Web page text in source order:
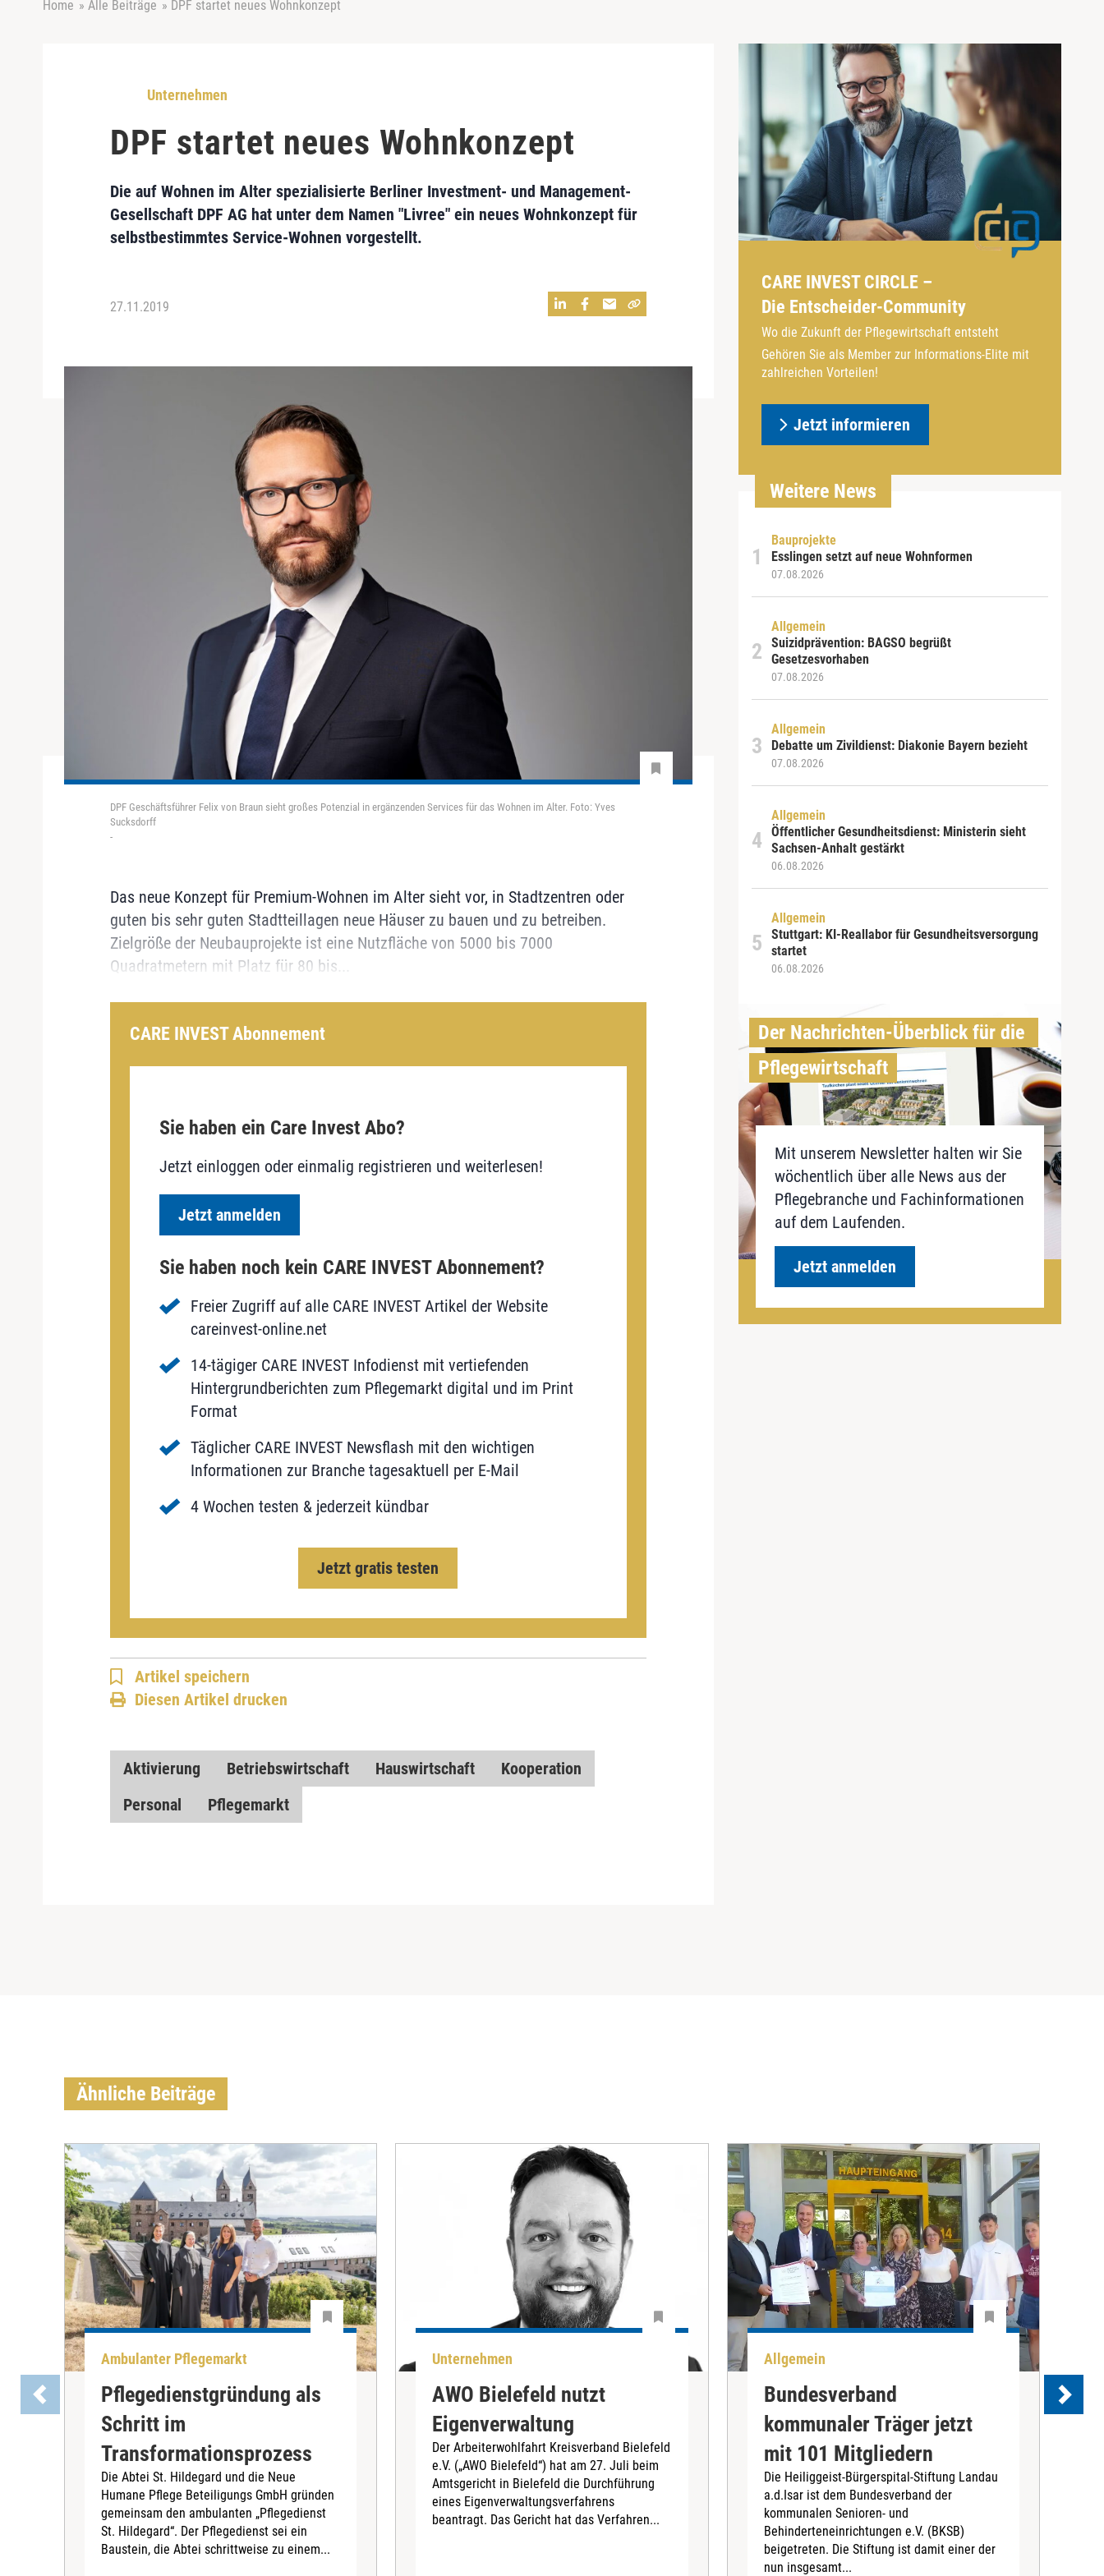
Home » Alle Beiträge » DPF startet neues Wohnkonzept
Unternehmen
DPF startet neues Wohnkonzept
Die auf Wohnen im Alter spezialisierte Berliner Investment- und Management-
Gesellschaft DPF AG hat unter dem Namen "Livree" ein neues Wohnkonzept für
selbstbestimmtes Service-Wohnen vorgestellt.
27.11.2019
DPF Geschäftsführer Felix von Braun sieht großes Potenzial in ergänzenden Services für das Wohnen im Alter. Foto: Yves
Sucksdorff
-
Das neue Konzept für Premium-Wohnen im Alter sieht vor, in Stadtzentren oder
guten bis sehr guten Stadtteillagen neue Häuser zu bauen und zu betreiben.
Zielgröße der Neubauprojekte ist eine Nutzfläche von 5000 bis 7000
Quadratmetern mit Platz für 80 bis...
CARE INVEST Abonnement
Sie haben ein Care Invest Abo?
Jetzt einloggen oder einmalig registrieren und weiterlesen!
Jetzt anmelden
Sie haben noch kein CARE INVEST Abonnement?
Freier Zugriff auf alle CARE INVEST Artikel der Website
careinvest-online.net
14-tägiger CARE INVEST Infodienst mit vertiefenden
Hintergrundberichten zum Pflegemarkt digital und im Print
Format
Täglicher CARE INVEST Newsflash mit den wichtigen
Informationen zur Branche tagesaktuell per E-Mail
4 Wochen testen & jederzeit kündbar
Jetzt gratis testen
Artikel speichern
Diesen Artikel drucken
Aktivierung Betriebswirtschaft Hauswirtschaft
Kooperation
Personal
Pflegemarkt
CARE INVEST CIRCLE –
Die Entscheider-Community
Wo die Zukunft der Pflegewirtschaft entsteht
Gehören Sie als Member zur Informations-Elite mit
zahlreichen Vorteilen!
Jetzt informieren
Weitere News
Bauprojekte
Esslingen setzt auf neue Wohnformen
07.08.2026
Allgemein
Suizidprävention: BAGSO begrüßt
Gesetzesvorhaben
07.08.2026
Allgemein
Debatte um Zivildienst: Diakonie Bayern bezieht
07.08.2026
Allgemein
Öffentlicher Gesundheitsdienst: Ministerin sieht
Sachsen-Anhalt gestärkt
06.08.2026
Allgemein
Stuttgart: KI-Reallabor für Gesundheitsversorgung
startet
06.08.2026
Der Nachrichten-Überblick für die
Pflegewirtschaft
Mit unserem Newsletter halten wir Sie
wöchentlich über alle News aus der
Pflegebranche und Fachinformationen
auf dem Laufenden.
Jetzt anmelden
Ähnliche Beiträge
Ambulanter Pflegemarkt
Pflegedienstgründung als
Schritt im
Transformationsprozess
Die Abtei St. Hildegard und die Neue
Humane Pflege Beteiligungs GmbH gründen
gemeinsam den ambulanten „Pflegedienst
St. Hildegard“. Der Pflegedienst sei ein
Baustein, die Abtei schrittweise zu einem...
Unternehmen
AWO Bielefeld nutzt
Eigenverwaltung
Der Arbeiterwohlfahrt Kreisverband Bielefeld
e.V. („AWO Bielefeld“) hat am 27. Juli beim
Amtsgericht in Bielefeld die Durchführung
eines Eigenverwaltungsverfahrens
beantragt. Das Gericht hat das Verfahren...
Allgemein
Bundesverband
kommunaler Träger jetzt
mit 101 Mitgliedern
Die Heiliggeist-Bürgerspital-Stiftung Landau
a.d.Isar ist dem Bundesverband der
kommunalen Senioren- und
Behinderteneinrichtungen e.V. (BKSB)
beigetreten. Die Stiftung ist damit einer der
nun insgesamt...